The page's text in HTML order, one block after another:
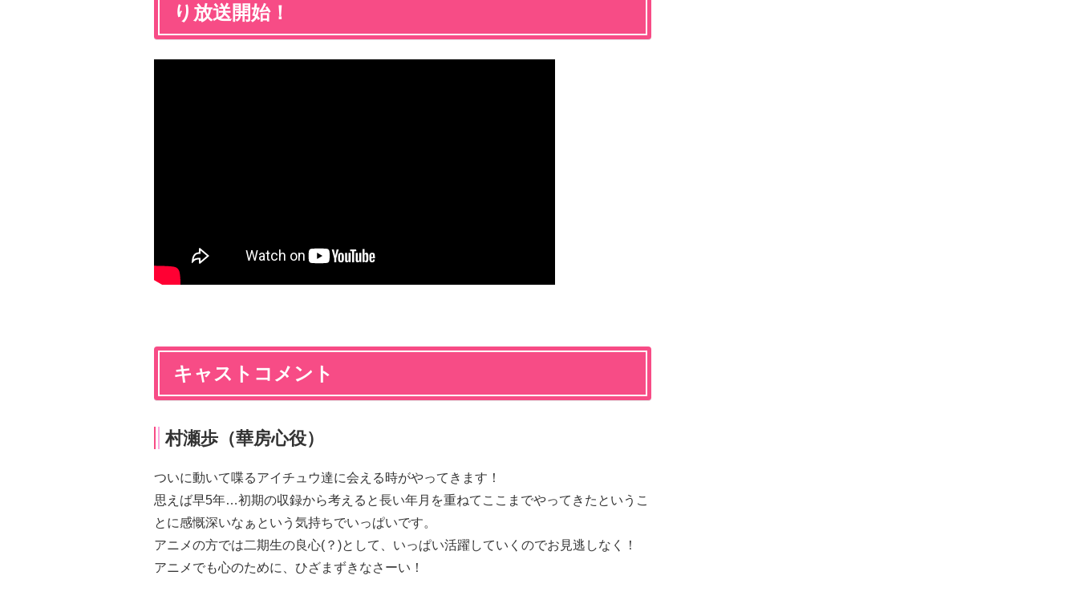
り放送開始！
キャストコメント
村瀬歩（華房心役）
ついに動いて喋るアイチュウ達に会える時がやってきます！
思えば早5年…初期の収録から考えると長い年月を重ねてここまでやってきたというこ
とに感慨深いなぁという気持ちでいっぱいです。
アニメの方では二期生の良心(？)として、いっぱい活躍していくのでお見逃しなく！
アニメでも心のために、ひざまずきなさーい！